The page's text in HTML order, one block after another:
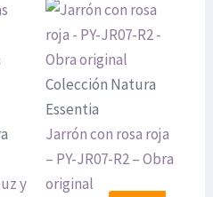
y
Colección Natura
Essentia
Jarrón con rosa roja
– PY-JR07-R2 – Obra
original